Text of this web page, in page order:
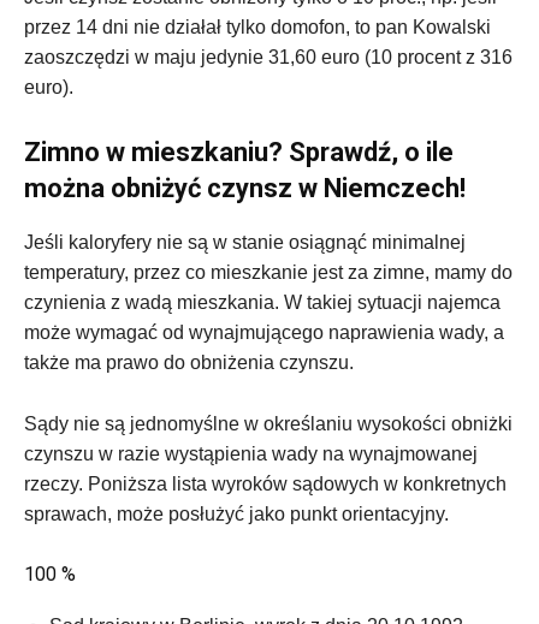
przez 14 dni nie działał tylko domofon, to pan Kowalski
zaoszczędzi w maju jedynie 31,60 euro (10 procent z 316
euro).
Zimno w mieszkaniu? Sprawdź, o ile
można obniżyć czynsz w Niemczech!
Jeśli kaloryfery nie są w stanie osiągnąć minimalnej
temperatury, przez co mieszkanie jest za zimne, mamy do
czynienia z wadą mieszkania. W takiej sytuacji najemca
może wymagać od wynajmującego naprawienia wady, a
także ma prawo do obniżenia czynszu.
Sądy nie są jednomyślne w określaniu wysokości obniżki
czynszu w razie wystąpienia wady na wynajmowanej
rzeczy. Poniższa lista wyroków sądowych w konkretnych
sprawach, może posłużyć jako punkt orientacyjny.
100 %